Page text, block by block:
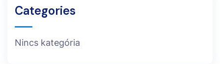
Categories
Nincs kategória